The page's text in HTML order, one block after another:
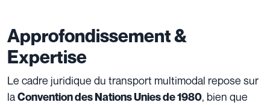
Approfondissement &
Expertise
Le cadre juridique du transport multimodal repose sur
laConvention des Nations Unies de 1980, bien que